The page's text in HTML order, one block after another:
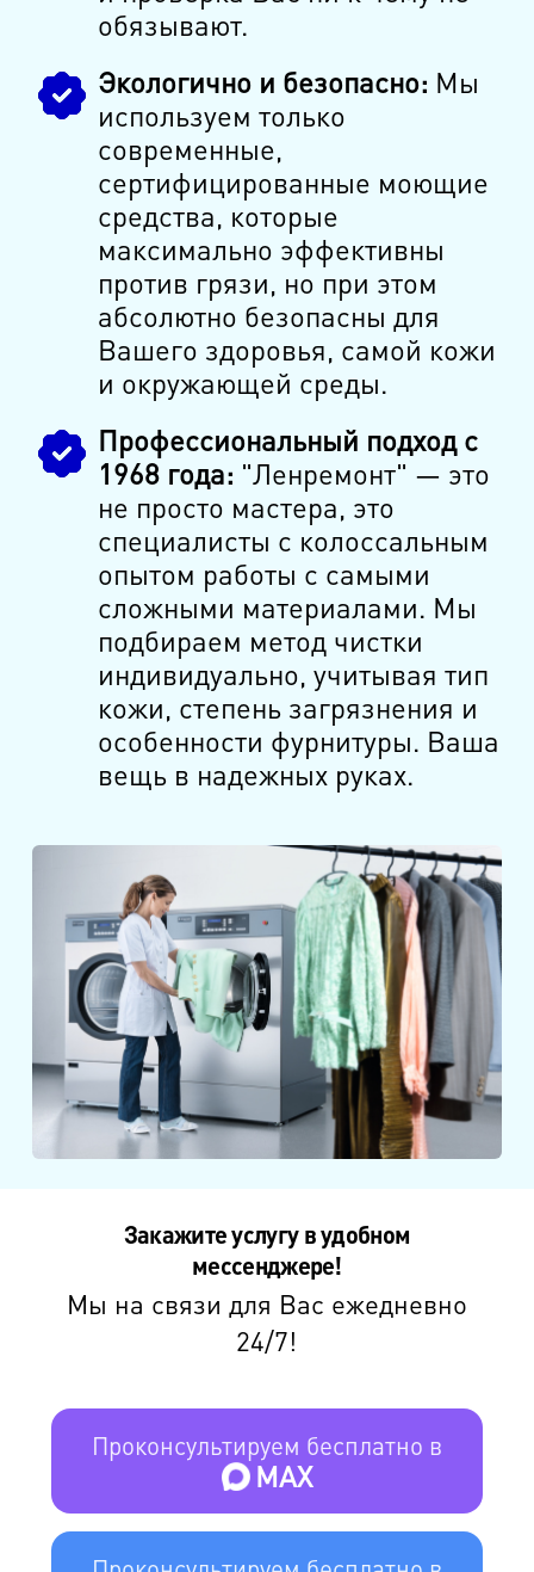
обязывают.
Экологично и безопасно: Мы
используем только
современные,
сертифицированные моющие
средства, которые
максимально эффективны
против грязи, но при этом
абсолютно безопасны для
Вашего здоровья, самой кожи
и окружающей среды.
Профессиональный подход с
1968 года: "Ленремонт" — это
не просто мастера, это
специалисты с колоссальным
опытом работы с самыми
сложными материалами. Мы
подбираем метод чистки
индивидуально, учитывая тип
кожи, степень загрязнения и
особенности фурнитуры. Ваша
вещь в надежных руках.
Закажите услугу в удобном
мессенджере!
Мы на связи для Вас ежедневно
24/7!
Проконсультируем бесплатно в
MAX